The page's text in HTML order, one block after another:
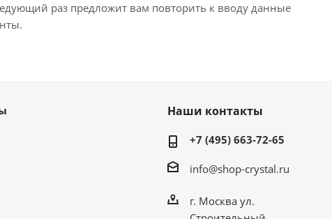
раз предложит вам повторить к вводу данные
Наши контакты
+7 (495) 663-72-65
info@shop-crystal.ru
г. Москва ул.